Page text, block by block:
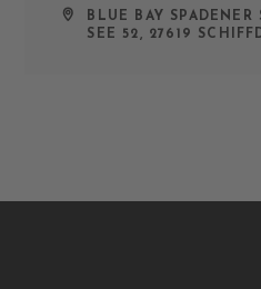
BLUE BAY SPADENER
SEE 52, 27619